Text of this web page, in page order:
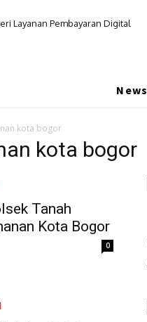
Layanan Pembayaran Digital
News
kota bogor
kota bogor
Tanah
Kota Bogor
0